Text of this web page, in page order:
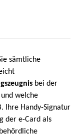
sämtliche
bei der
welche
Ihre Handy-Signatur
der e-Card als